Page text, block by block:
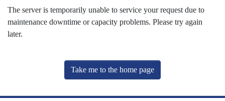
The server is temporarily unable to service your request due to
maintenance downtime or capacity problems. Please try again
later.
Take me to the home page